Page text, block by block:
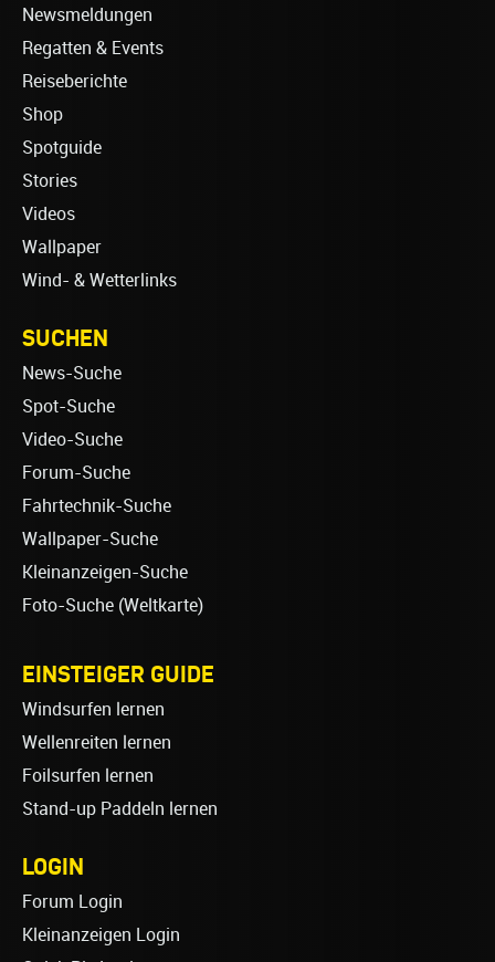
Newsmeldungen
Regatten & Events
Reiseberichte
Shop
Spotguide
Stories
Videos
Wallpaper
Wind- & Wetterlinks
SUCHEN
News-Suche
Spot-Suche
Video-Suche
Forum-Suche
Fahrtechnik-Suche
Wallpaper-Suche
Kleinanzeigen-Suche
Foto-Suche (Weltkarte)
EINSTEIGER GUIDE
Windsurfen lernen
Wellenreiten lernen
Foilsurfen lernen
Stand-up Paddeln lernen
LOGIN
Forum Login
Kleinanzeigen Login